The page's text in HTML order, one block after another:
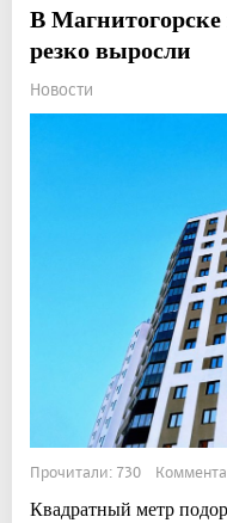
В
резко выросли
Новости
Прочитали: 730
Квадратный метр